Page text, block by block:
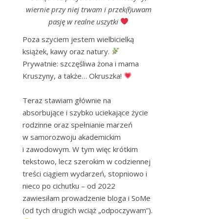
wiernie przy niej trwam i przek(ł)uwam
pasję w realne uszytki
Poza szyciem jestem wielbicielką
książek, kawy oraz natury.
Prywatnie: szczęśliwa żona i mama
Kruszyny, a także… Okruszka!
Teraz stawiam głównie na
absorbujące i szybko uciekające życie
rodzinne oraz spełnianie marzeń
w samorozwoju akademickim
i zawodowym. W tym więc krótkim
tekstowo, lecz szerokim w codziennej
treści ciągiem wydarzeń, stopniowo i
nieco po cichutku – od 2022
zawiesiłam prowadzenie bloga i SoMe
(od tych drugich wciąż „odpoczywam”).